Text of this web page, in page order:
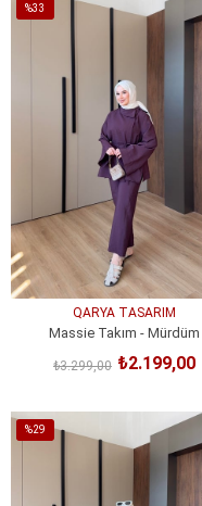
%33
QARYA TASARIM
Massie Takım - Mürdüm
₺2.199,00
₺3.299,00
%29